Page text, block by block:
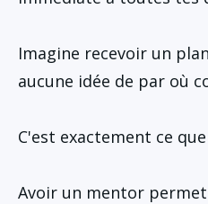
Imagine recevoir un
aucune idée de par où
C'est exactement ce
Avoir un mentor